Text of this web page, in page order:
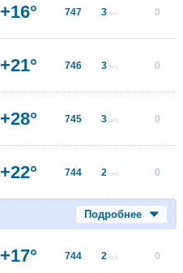
+16° 747 3 м/с 0
+21° 746 3 м/с 0
+28° 745 3 м/с 0
+22° 744 2 м/с 0
Подробнее
+17° 744 2 м/с 0